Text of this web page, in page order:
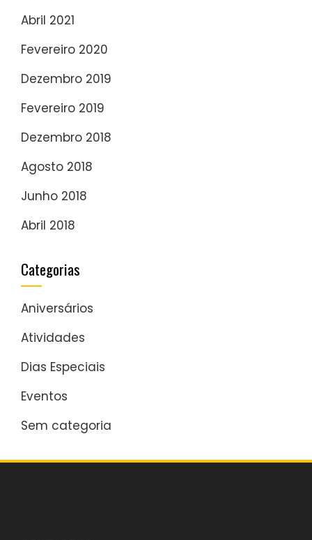
Abril 2021
Fevereiro 2020
Dezembro 2019
Fevereiro 2019
Dezembro 2018
Agosto 2018
Junho 2018
Abril 2018
Categorias
Aniversários
Atividades
Dias Especiais
Eventos
Sem categoria